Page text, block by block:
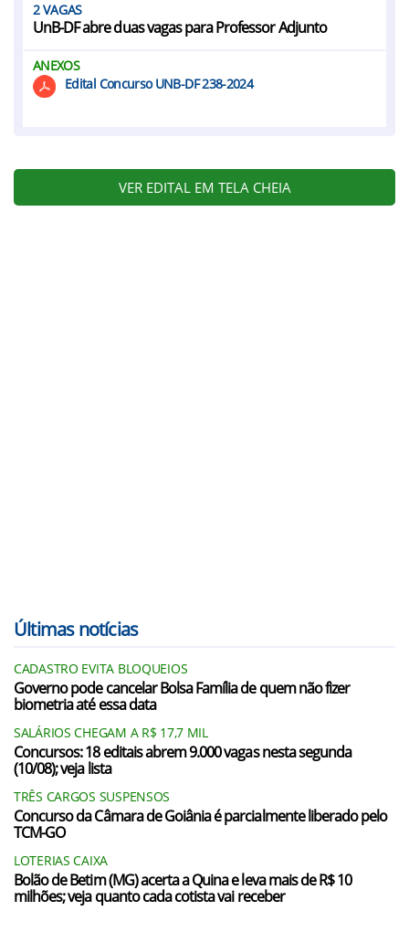
2
UnB-DF abre duas vagas para Professor Adjunto
ANEXOS
Edital Concurso UNB-DF 238-2024
VER EDITAL EM TELA CHEIA
Últimas notícias
CADASTRO EVITA BLOQUEIOS
Governo pode cancelar Bolsa Família de quem não fizer
biometria até essa data
SALÁRIOS CHEGAM A R$ 17,7 MIL
Concursos: 18 editais abrem 9.000 vagas nesta segunda
(10/08); veja lista
TRÊS CARGOS SUSPENSOS
Concurso da Câmara de Goiânia é parcialmente liberado pelo
TCM-GO
LOTERIAS CAIXA
Bolão de Betim (MG) acerta a Quina e leva mais de R$ 10
milhões; veja quanto cada cotista vai receber